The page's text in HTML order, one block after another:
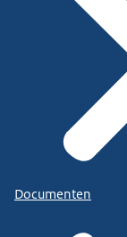
Documenten